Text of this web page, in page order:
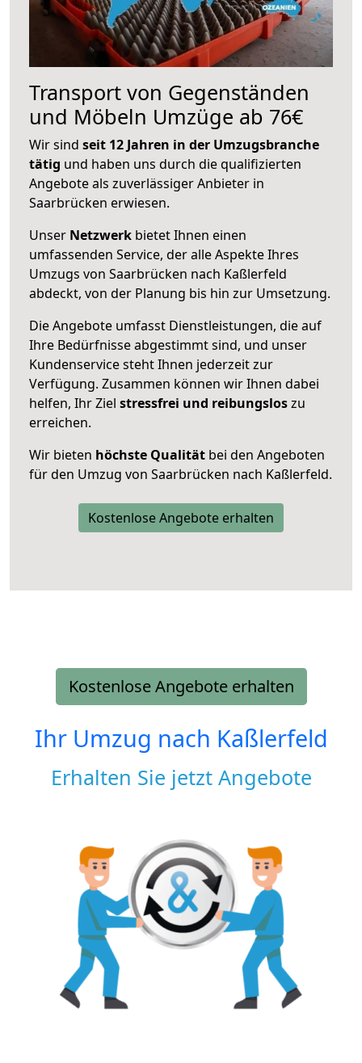
Transport von Gegenständen
und Möbeln Umzüge ab 76€
Wir sind seit 12 Jahren in der Umzugsbranche
tätig und haben uns durch die qualifizierten
Angebote als zuverlässiger Anbieter in
Saarbrücken erwiesen.
Unser Netzwerk bietet Ihnen einen
umfassenden Service, der alle Aspekte Ihres
Umzugs von Saarbrücken nach Kaßlerfeld
abdeckt, von der Planung bis hin zur Umsetzung.
Die Angebote umfasst Dienstleistungen, die auf
Ihre Bedürfnisse abgestimmt sind, und unser
Kundenservice steht Ihnen jederzeit zur
Verfügung. Zusammen können wir Ihnen dabei
helfen, Ihr Ziel stressfrei und reibungsloszu
erreichen.
Wir bieten höchste Qualität bei den Angeboten
für den Umzug von Saarbrücken nach Kaßlerfeld.
Kostenlose Angebote erhalten
Kostenlose Angebote erhalten
Ihr Umzug nach Kaßlerfeld
Erhalten Sie jetzt Angebote